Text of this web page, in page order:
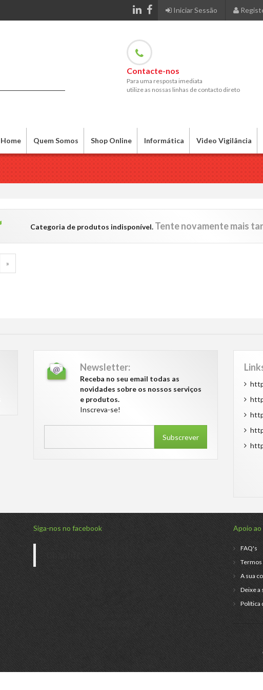
Iniciar Sessão
Contacte-nos
Para uma resposta imediata
utilize as nossas linhas de contacto direto
Home Quem Somos Shop Online Informática Video Vigilância
Categoria de produtos indisponível.Tente novamente mais
»
Newsletter:
Receba no seu email todas as
novidades sobre os nossos serviços
e produtos.
Inscreva-se!
Subscrever
Siga-nos no facebook Apoio
FAQ's
Termos
A sua
Deixe a
Política